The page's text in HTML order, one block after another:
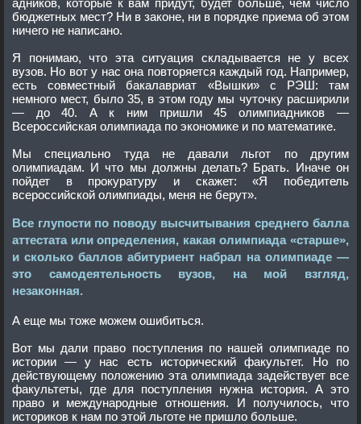
адников, которые к вам придут, будет больше, чем число
бюджетных мест? Ни в законе, ни в порядке приема об этом
ничего не написано.
Я понимаю, что эта ситуация складывается не у всех
вузов. Но вот у нас она повторяется каждый год. Например,
есть совместный бакалавриат «Вышки» с РЭШ: там
немного мест, было 35, в этом году мы чуточку расширили
— до 40. А к ним пришли 45 олимпиадников —
Всероссийская олимпиада по экономике и по математике.
Мы специально туда не давали льгот по другим
олимпиадам. И что мы должны делать? Брать. Иначе он
пойдет в прокуратуру и скажет: «Я победитель
всероссийской олимпиады, меня не берут».
Все глупости по поводу высчитывания среднего балла
аттестата или определения, какая олимпиада «старше»,
и сколько баллов абитуриент набрал на олимпиаде —
это самодеятельность вузов, на мой взгляд,
незаконная.
А еще мы тоже можем ошибиться.
Вот мы дали право поступления по нашей олимпиаде по
истории — у нас есть исторический факультет. Но по
действующему положению эта олимпиада задействует все
факультеты, где для поступления нужна история. А это
право и международные отношения. И получилось, что
историков к нам по этой льготе не пришло больше.